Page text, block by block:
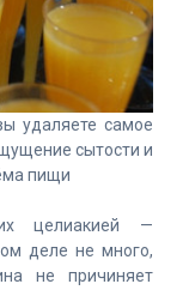
удаляете самое
сытости и
пищи
целиакией —
деле не много,
не причиняет